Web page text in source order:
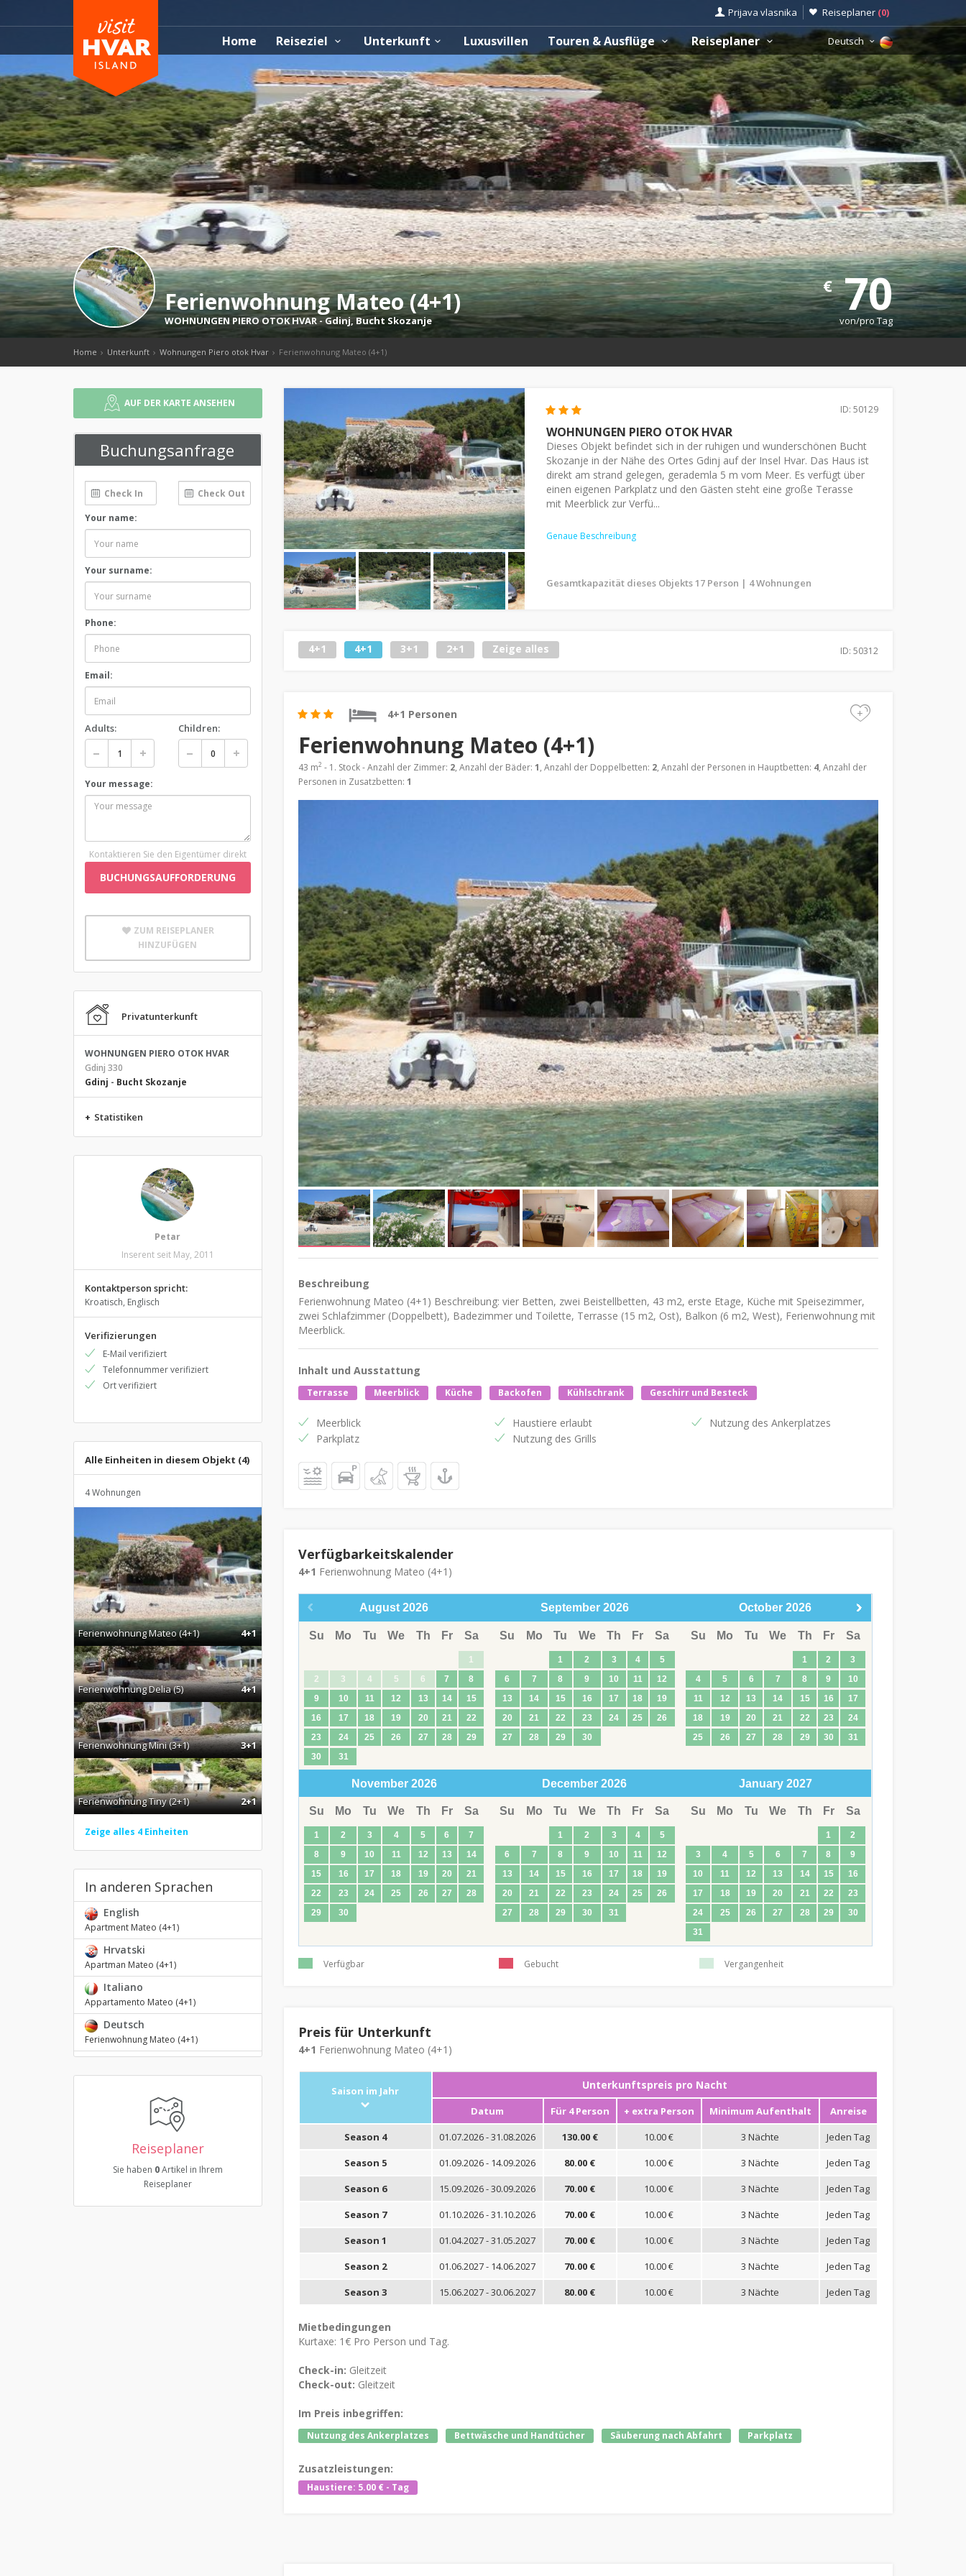
Prijava vlasnika Reiseplaner (0)
Home Reiseziel Unterkunft Luxusvillen Touren & Ausflüge Reiseplaner Deutsch
Ferienwohnung Mateo (4+1)
WOHNUNGEN PIERO OTOK HVAR - Gdinj,Bucht Skozanje
€70
von/pro Tag
Home Unterkunft Wohnungen Piero otok Hvar Ferienwohnung Mateo (4+1)
AUF DER KARTE ANSEHEN
Buchungsanfrage
Your name:
Your surname:
Phone:
Email:
Adults: Children:
Your message:
Kontaktieren Sie den Eigentümer direkt
BUCHUNGSAUFFORDERUNG
ZUM REISEPLANER
HINZUFÜGEN
Privatunterkunft
WOHNUNGEN PIERO OTOK HVAR
Gdinj 330
Gdinj - Bucht Skozanje
+ Statistiken
Petar
Inserent seit May, 2011
Kontaktperson spricht:
Kroatisch, Englisch
Verifizierungen
E-Mail verifiziert
Telefonnummer verifiziert
Ort verifiziert
Alle Einheiten in diesem Objekt (4)
4 Wohnungen
Ferienwohnung Mateo (4+1) 4+1
Ferienwohnung Delia (5) 4+1
Ferienwohnung Mini (3+1) 3+1
Ferienwohnung Tiny (2+1) 2+1
Zeige alles 4 Einheiten
In anderen Sprachen
English
Apartment Mateo (4+1)
Hrvatski
Apartman Mateo (4+1)
Italiano
Appartamento Mateo (4+1)
Deutsch
Ferienwohnung Mateo (4+1)
Reiseplaner
Sie haben 0Artikel in Ihrem
Reiseplaner
ID: 50129
WOHNUNGEN PIERO OTOK HVAR
Dieses Objekt befindet sich in der ruhigen und wunderschönen Bucht
Skozanje in der Nähe des Ortes Gdinj auf der Insel Hvar. Das Haus ist
direkt am strand gelegen, gerademla 5 m vom Meer. Es verfügt über
einen eigenen Parkplatz und den Gästen steht eine große Terasse
mit Meerblick zur Verfü...
Genaue Beschreibung
Gesamtkapazität dieses Objekts 17 Person | 4 Wohnungen
4+1 4+1 3+1 2+1 Zeige alles ID: 50312
4+1 Personen +
Ferienwohnung Mateo (4+1)
43 m2 - 1. Stock - Anzahl der Zimmer: 2, Anzahl der Bäder: 1, Anzahl der Doppelbetten: 2, Anzahl der Personen in Hauptbetten: 4, Anzahl der
Personen in Zusatzbetten: 1
Beschreibung
Ferienwohnung Mateo (4+1) Beschreibung: vier Betten, zwei Beistellbetten, 43 m2, erste Etage, Küche mit Speisezimmer,
zwei Schlafzimmer (Doppelbett), Badezimmer und Toilette, Terrasse (15 m2, Ost), Balkon (6 m2, West), Ferienwohnung mit
Meerblick.
Inhalt und Ausstattung
Terrasse Meerblick Küche Backofen Kühlschrank Geschirr und Besteck
Meerblick
Parkplatz
Haustiere erlaubt
Nutzung des Grills
Nutzung des Ankerplatzes
Verfügbarkeitskalender
4+1 Ferienwohnung Mateo (4+1)
August 2026
Su Mo Tu We Th Fr Sa
1
2
3 4 5 6 7
8
9
10 11 12 13 14
15
16
17 18 19 20 21
22
23
24 25 26 27 28
29
30
31
September 2026
Su Mo Tu We Th Fr Sa
1 2 3 4
5
6
7 8 9 10 11
12
13
14 15 16 17 18
19
20
21 22 23 24 25
26
27
28 29 30
October 2026
Su Mo Tu We Th Fr Sa
1 2
3
4
5 6 7 8 9
10
11
12 13 14 15 16
17
18
19 20 21 22 23
24
25
26 27 28 29 30 31
November 2026
Su Mo Tu We Th Fr Sa
1 2 3 4 5 6
7
8
9 10 11 12 13
14
15
16 17 18 19 20
21
22
23 24 25 26 27
28
29
30
December 2026
Su Mo Tu We Th Fr Sa
1 2 3 4
5
6
7 8 9 10 11
12
13
14 15 16 17 18
19
20
21 22 23 24 25
26
27
28 29 30 31
January 2027
Su Mo Tu We Th Fr Sa
1
2
3
4 5 6 7 8
9
10
11 12 13 14 15
16
17
18 19 20 21 22
23
24
25 26 27 28 29
30
31
Verfügbar Gebucht Vergangenheit
Preis für Unterkunft
4+1 Ferienwohnung Mateo (4+1)
Saison im Jahr Unterkunftspreis pro Nacht
Datum Für 4 Person + extra Person Minimum Aufenthalt
Anreise
Season 4
01.07.2026 - 31.08.2026 130.00 € 10.00 € 3 Nächte
Jeden Tag
Season 5
01.09.2026 - 14.09.2026 80.00 € 10.00 € 3 Nächte
Jeden Tag
Season 6
15.09.2026 - 30.09.2026 70.00 € 10.00 € 3 Nächte
Jeden Tag
Season 7
01.10.2026 - 31.10.2026 70.00 € 10.00 € 3 Nächte
Jeden Tag
Season 1
01.04.2027 - 31.05.2027 70.00 € 10.00 € 3 Nächte
Jeden Tag
Season 2
01.06.2027 - 14.06.2027 70.00 € 10.00 € 3 Nächte
Jeden Tag
Season 3
15.06.2027 - 30.06.2027 80.00 € 10.00 € 3 Nächte Jeden Tag
Mietbedingungen
Kurtaxe: 1€ Pro Person und Tag.
Check-in: Gleitzeit
Check-out: Gleitzeit
Im Preis inbegriffen:
Nutzung des Ankerplatzes Bettwäsche und Handtücher Säuberung nach Abfahrt Parkplatz
Zusatzleistungen:
Haustiere: 5.00 € - Tag